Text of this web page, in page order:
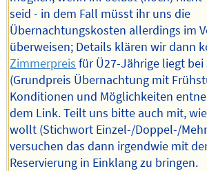
seid - in dem Fall müsst ihr uns die
Übernachtungskosten allerdings im
überweisen; Details klären wir dann
Zimmerpreis für Ü27-Jährige liegt bei
(Grundpreis Übernachtung mit
Konditionen und Möglichkeiten
dem Link. Teilt uns bitte auch mit,
wollt (Stichwort Einzel-/Doppel-/
versuchen das dann irgendwie mit
Reservierung in Einklang zu bringen.